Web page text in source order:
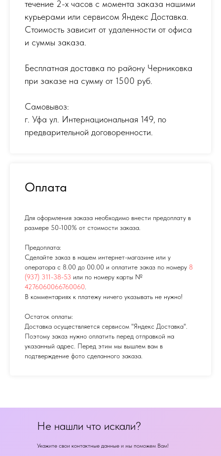
течение 2-х часов с момента заказа нашими
курьерами или сервисом Яндекс Доставка.
Стоимость зависит от удаленности от офиса
и суммы заказа.
Бесплатная доставка по району Черниковка
при заказе на сумму от 1500 руб.
Самовывоз:
г. Уфа ул. Интернациональная 149, по
предварительной договоренности.
Оплата
Для оформления заказа необходимо внести предоплату в
размере 50-100% от стоимости заказа.
Предоплата:
Сделайте заказ в нашем интернет-магазине или у
оператора с 8.00 до 00.00 и оплатите заказ по номеру 8
(937) 311-38-53 или по номеру карты №
4276060066760060
В комментариях к платежу ничего указывать не нужно!
Остаток оплаты:
Доставка осуществляется сервисом "Яндекс Доставка".
Поэтому заказ нужно оплатить перед отправкой на
указанный адрес. Перед этим мы вышлем вам в
подтверждение фото сделанного заказа.
Не нашли что искали?
Укажите свои контактные данные и мы поможем Вам!